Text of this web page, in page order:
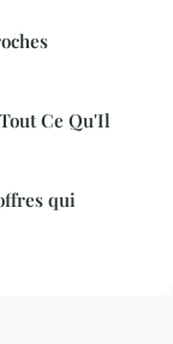
Ce Qu'Il
qui